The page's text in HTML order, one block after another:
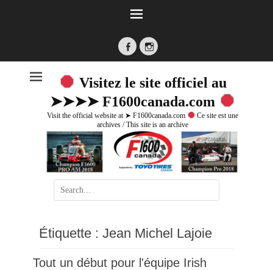
FacebookInstagram
Visitez le site officiel au
➤➤➤➤ F1600canada.com
Visit the official website at ➤ F1600canada.com
Ce site est une
archives / This site is an archive
Search
for:
Étiquette : Jean Michel Lajoie
Tout un début pour l'équipe Irish